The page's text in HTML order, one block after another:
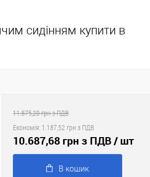
сидінням купити в
11.875,20 грн з ПДВ
Економія: 1.187,52 грн з ПДВ
10.687,68 грн з ПДВ/ шт
В кошик